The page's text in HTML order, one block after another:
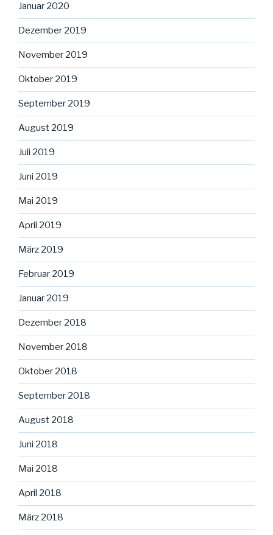
Januar 2020
Dezember 2019
November 2019
Oktober 2019
September 2019
August 2019
Juli 2019
Juni 2019
Mai 2019
April 2019
März 2019
Februar 2019
Januar 2019
Dezember 2018
November 2018
Oktober 2018
September 2018
August 2018
Juni 2018
Mai 2018
April 2018
März 2018